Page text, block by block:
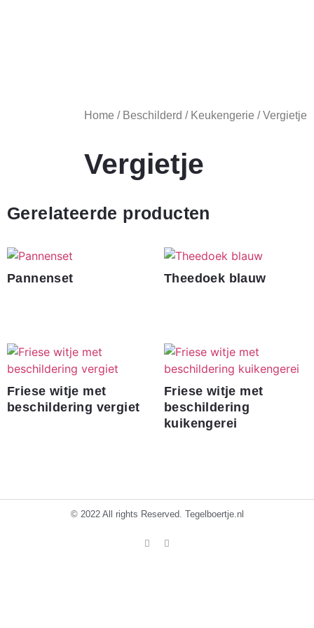
Home / Beschilderd / Keukengerie / Vergietje
Vergietje
Gerelateerde producten
Pannenset Theedoek blauw
Friese witje met
beschildering vergiet
Friese witje met
beschildering
kuikengerei
© 2022 All rights Reserved. Tegelboertje.nl